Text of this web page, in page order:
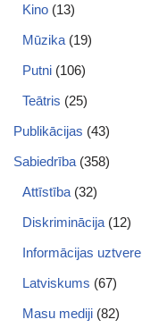
Kino (13)
Mūzika (19)
Putni (106)
Teātris (25)
Publikācijas (43)
Sabiedrība (358)
Attīstība (32)
Diskriminācija (12)
Informācijas uztvere
Latviskums (67)
Masu mediji (82)